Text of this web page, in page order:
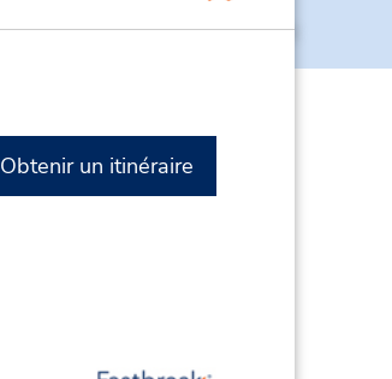
Obtenir un itinéraire